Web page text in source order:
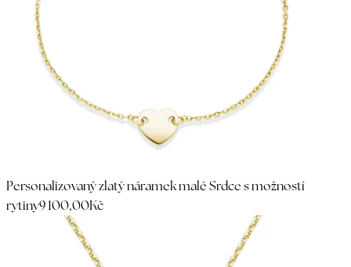
Personalizovaný zlatý náramek malé Srdce s možností
rytiny9 100,00Kč